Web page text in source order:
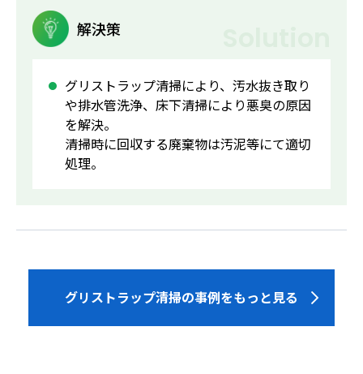
解決策
グリストラップ清掃により、汚水抜き取り
や排水管洗浄、床下清掃により悪臭の原因
を解決。
清掃時に回収する廃棄物は汚泥等にて適切
処理。
グリストラップ清掃の事例をもっと見る